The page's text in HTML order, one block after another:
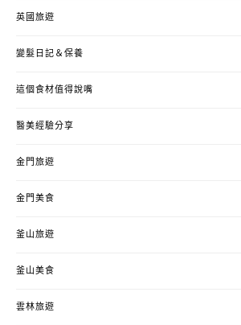
英國旅遊
變髮日記＆保養
這個食材值得說嘴
醫美經驗分享
金門旅遊
金門美食
釜山旅遊
釜山美食
雲林旅遊